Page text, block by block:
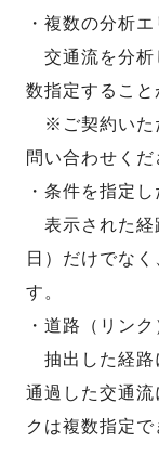
・複数の分析
交通流を分析
数指定すること
※ご契約いた
問い合わせくだ
・条件を指定
表示された経
日）だけでな
す。
・道路（リン
抽出した経路
通過した交通
クは複数指定で